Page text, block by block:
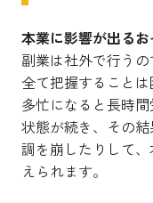
本業に影響が出る
副業は社外で行う
全て把握すること
多忙になると長時
状態が続き、その
調を崩したりして
えられます。